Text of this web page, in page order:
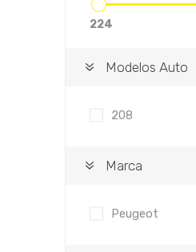
224
Modelos Auto
208
Marca
Peugeot